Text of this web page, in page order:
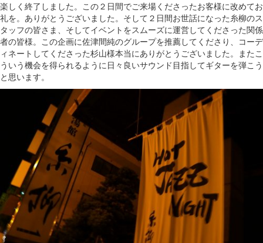
楽しく終了しました。この２日間でご来場くださったお客様に改めてお
礼を。ありがとうございました。そして２日間お世話になった糸柳のス
タッフの皆さま、そしてイベントをスムーズに運営してくださった関係
者の皆様。この企画に佐津間純のグループを推薦してくださり、コーデ
ィネートしてくださった杉山様本当にありがとうございました。またこ
ういう機会を得られるように日々良いサウンド目指してギターを弾こう
と思います。